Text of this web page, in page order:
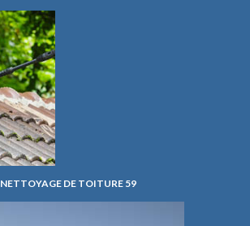
NETTOYAGE DE TOITURE 59